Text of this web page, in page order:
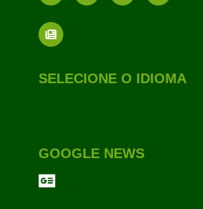
SELECIONE O IDIOMA
GOOGLE NEWS